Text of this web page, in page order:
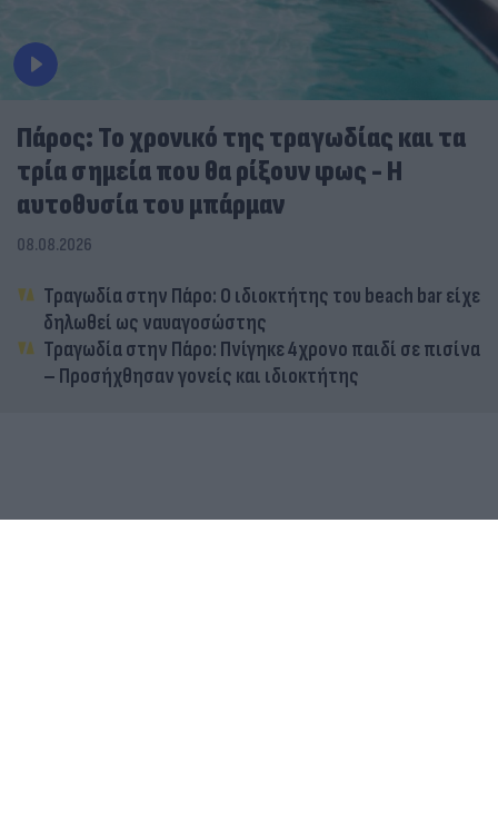
Πάρος: Το χρονικό της τραγωδίας και τα
τρία σημεία που θα ρίξουν φως - Η
αυτοθυσία του μπάρμαν
08.08.2026
Τραγωδία στην Πάρο: Ο ιδιοκτήτης του beach bar είχε
δηλωθεί ως ναυαγοσώστης
Τραγωδία στην Πάρο: Πνίγηκε 4χρονο παιδί σε πισίνα
– Προσήχθησαν γονείς και ιδιοκτήτης